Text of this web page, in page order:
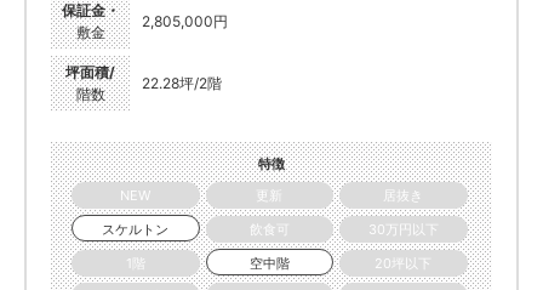
保証金・
敷金
2,805,000円
坪面積/
階数
22.28坪/2階
特徴
NEW
更新
居抜き
スケルトン
飲食可
30万円以下
1階
空中階
20坪以下